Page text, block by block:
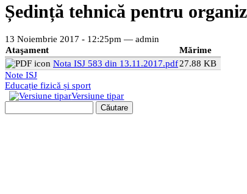
Ședință tehnică pentru
13 Noiembrie 2017 - 12:25pm — admin
Ataşament
Mărime
Nota ISJ 583 din 13.11.2017.pdf27.88 KB
Note ISJ
Educație fizică și sport
Versiune tipar